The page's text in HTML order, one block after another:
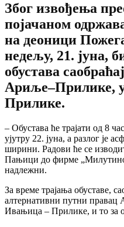
Због извођења
појачаном
на деоници
недељу, 21. јуна,
обустава
Ариље–Прилике,
Прилике.
– Обустава ће трајати од 8
ујутру 22. јуна, а разлог је
ширини. Радови ће се
Пањици до фирме
надлежни.
За време трајања обуставе,
алтернативни путни
Ивањица – Прилике, и то за